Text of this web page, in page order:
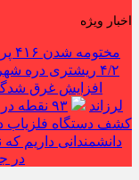
اخبار ویژه
مختومه شدن ۴۱۶ پرونده در هیئت‌های صلح ایلام
۴/۲ ریشتری دره شهر را لرزاند
افزایش غرق
لرزاند
۹۳ نقطه در استان ایلام مورد تهاجم قرار گرفته است
کشف دستگاه فلزیاب
دانشمندانی داریم
در جمع ۱۰ کشور برتر